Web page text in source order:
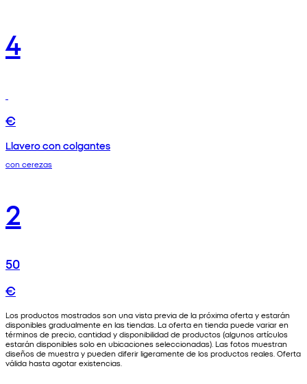
4
€
Llavero con colgantes
con cerezas
2
50
€
Los productos mostrados son una vista previa de la próxima oferta y estarán
disponibles gradualmente en las tiendas. La oferta en tienda puede variar en
términos de precio, cantidad y disponibilidad de productos (algunos artículos
estarán disponibles solo en ubicaciones seleccionadas). Las fotos muestran
diseños de muestra y pueden diferir ligeramente de los productos reales. Oferta
válida hasta agotar existencias.